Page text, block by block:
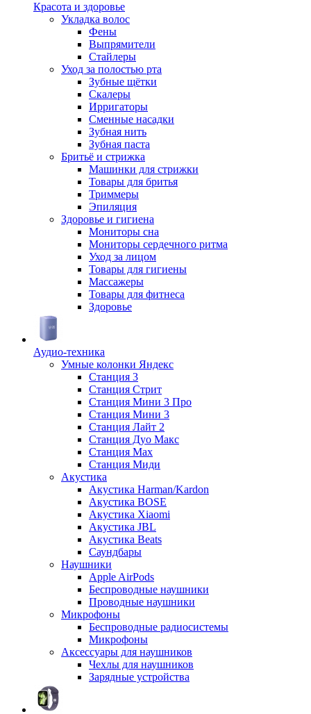
Красота и здоровье
Укладка волос
Фены
Выпрямители
Стайлеры
Уход за полостью рта
Зубные щётки
Скалеры
Ирригаторы
Сменные насадки
Зубная нить
Зубная паста
Бритьё и стрижка
Машинки для стрижки
Товары для бритья
Триммеры
Эпиляция
Здоровье и гигиена
Мониторы сна
Мониторы сердечного ритма
Уход за лицом
Товары для гигиены
Массажеры
Товары для фитнеса
Здоровье
Аудио-техника
Умные колонки Яндекс
Станция 3
Станция Стрит
Станция Мини 3 Про
Станция Мини 3
Станция Лайт 2
Станция Дуо Макс
Станция Max
Станция Миди
Акустика
Акустика Harman/Kardon
Акустика BOSE
Акустика Xiaomi
Акустика JBL
Акустика Beats
Саундбары
Наушники
Apple AirPods
Беспроводные наушники
Проводные наушники
Микрофоны
Беспроводные радиосистемы
Микрофоны
Аксессуары для наушников
Чехлы для наушников
Зарядные устройства